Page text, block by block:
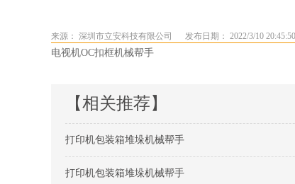
来源： 深圳市立安科技有限公司 发布日期： 2022/3/10 20:45:50
电视机OC扣框机械帮手
【相关推荐】
打印机包装箱堆垛机械帮手
打印机包装箱堆垛机械帮手